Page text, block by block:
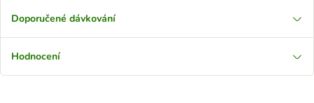
Doporučené dávkování
Hodnocení